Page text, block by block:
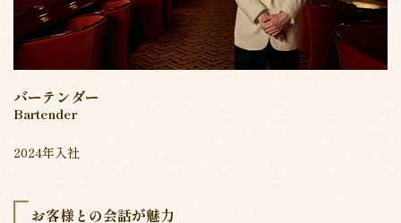
バーテンダー
Bartender
2024年入社
お客様との会話が魅力